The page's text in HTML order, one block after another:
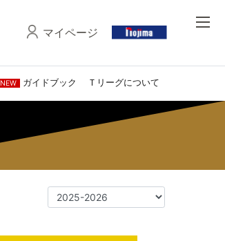
マイページ
NEW ガイドブック Ｔリーグについて